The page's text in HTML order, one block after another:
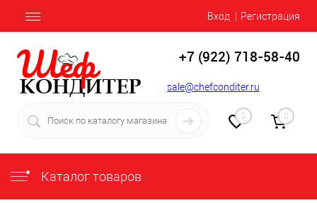
Вход Регистрация
+7 (922) 718-58-40
sale@chefconditer.ru
0 0
Каталог товаров